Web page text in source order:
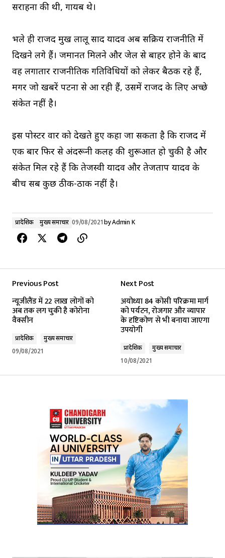
सराहना की थी, गायब थे।
भले ही राजद प्रमुख लालू प्रसाद यादव अब सक्रिय राजनीति में
दिखने लगे हैं। जमानत मिलने और जेल से बाहर होने के बाद
वह लगातार राजनीतिक गतिविधियों को लेकर बैठक रहे हैं,
मगर जो खबरें पटना से आ रही हैं, उसमें राजद के लिए अच्छे
संकेत नहीं है।
इस पोस्टर वार को देखते हुए कहा जा सकता है कि राजद में
एक बार फिर से अंदरूनी कलह की शुरूआत हो चुकी है और
संकेत मिल रहे हैं कि तेजस्वी यादव और तेजप्रताप यादव के
बीच सब कुछ ठीक-ठाक नहीं है।
प्रादेशिक मुख्य समाचार 09/08/2021byAdmin K
Previous Post
न्यूजीलैंड में 22 लाख लोगों को
अब तक लग चुकी है कोरोना
वैक्सीन
प्रादेशिक
मुख्य समाचार
09/08/2021
Next Post
अयोध्या 84 कोसी परिक्रमा मार्ग
को पर्यटन, रोजगार और व्यापार
के दृष्टिकोण से भी बनाया जाएगा
उपयोगी
प्रादेशिक
मुख्य समाचार
10/08/2021